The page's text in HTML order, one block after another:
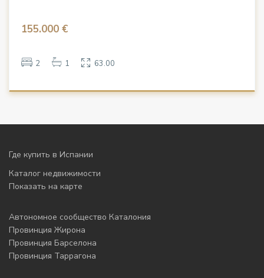
155.000 €
2 1 63.00
Где купить в Испании
Каталог недвижимости
Показать на карте
Автономное сообщество Каталония
Провинция Жирона
Провинция Барселона
Провинция Таррагона